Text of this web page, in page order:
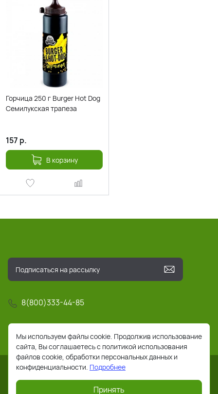
Горчица 250 г Burger Hot Dog
Семилукская трапеза
157 р.
В корзину
8(800)333-44-85
info@pochta-rts.ru
Мы используем файлы cookie. Продолжив использование
сайта, Вы соглашаетесь с политикой использования
файлов cookie, обработки персональных данных и
конфиденциальности. Подробнее
Принять